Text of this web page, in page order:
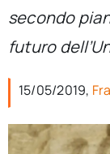
per:
Ita
secondo
futuro
15/05/2019,